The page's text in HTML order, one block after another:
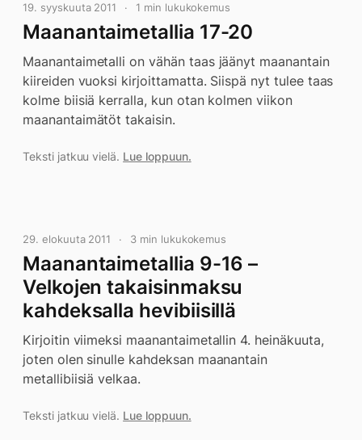
19. syyskuuta 2011 1 min lukukokemus
Maanantaimetallia 17-20
Maanantaimetalli on vähän taas jäänyt maanantain
kiireiden vuoksi kirjoittamatta. Siispä nyt tulee taas
kolme biisiä kerralla, kun otan kolmen viikon
maanantaimätöt takaisin.
Teksti jatkuu vielä. Lue loppuun.
29. elokuuta 2011 3 min lukukokemus
Maanantaimetallia 9-16 –
Velkojen takaisinmaksu
kahdeksalla hevibiisillä
Kirjoitin viimeksi maanantaimetallin 4. heinäkuuta,
joten olen sinulle kahdeksan maanantain
metallibiisiä velkaa.
Teksti jatkuu vielä. Lue loppuun.